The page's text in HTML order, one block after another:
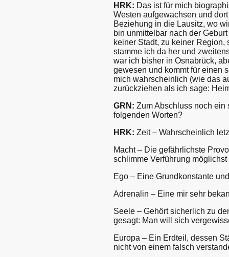
HRK: Das ist für mich
Westen aufgewachsen und
Beziehung in die Lausitz, wo
bin unmittelbar nach der
keiner Stadt, zu keiner
stamme ich da her und
war ich bisher in Osnabrück,
gewesen und kommt für einen
mich wahrscheinlich (wie das
zurückziehen als ich sage:
GRN: Zum Abschluss noch ein
folgenden Worten?
HRK: Zeit – Wahrscheinlich
Macht – Die gefährlichste
schlimme Verführung
Ego – Eine Grundkonstante
Adrenalin – Eine mir sehr
Seele – Gehört sicherlich zu
gesagt: Man will sich
Europa – Ein Erdteil, dessen
nicht von einem falsch